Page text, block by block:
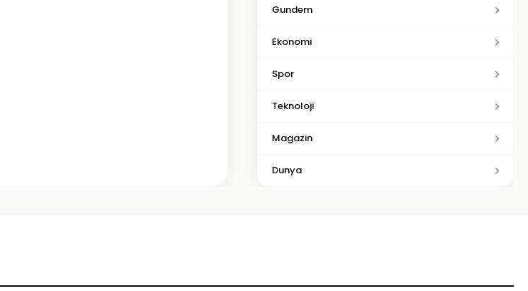
Gundem
Ekonomi
Spor
Teknoloji
Magazin
Dunya